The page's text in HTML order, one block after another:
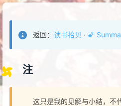
返回： 读书拾贝 · 🌠
注
这只是我的见解与小结，不